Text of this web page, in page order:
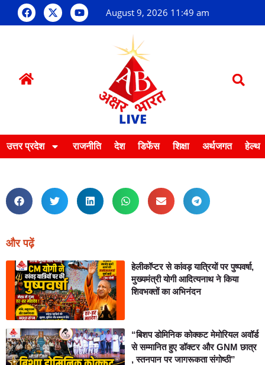
August 9, 2026 11:49 am
उत्तर प्रदेश राजनीति देश डिफेंस शिक्षा अर्थजगत हेल्थ
और पढ़ें
हेलीकॉप्टर से कांवड़ यात्रियों पर पुष्पवर्षा,
मुख्यमंत्री योगी आदित्यनाथ ने किया
शिवभक्तों का अभिनंदन
“बिशप डोमिनिक कोक्कट मेमोरियल अवॉर्ड
से सम्मानित हुए डॉक्टर और GNM छात्र
, स्तनपान पर जागरूकता संगोष्ठी”